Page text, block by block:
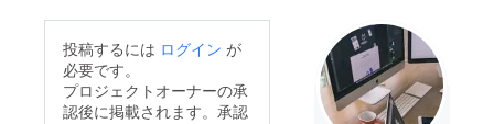
投稿するには ログイン が
必要です。
プロジェクトオーナーの承
認後に掲載されます。承認